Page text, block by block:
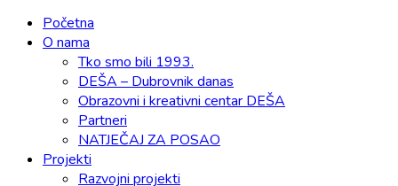
Primary
Menu
Početna
O nama
Tko smo bili 1993.
DEŠA – Dubrovnik danas
Obrazovni i kreativni centar DEŠA
Partneri
NATJEČAJ ZA POSAO
Projekti
Razvojni projekti